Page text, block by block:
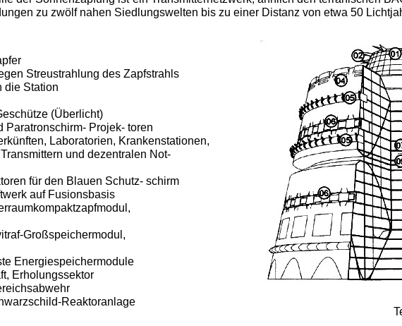
zu zwölf nahen Siedlungswelten bis zu einer Distanz von etwa 50
Streustrahlung des Zapfstrahls
die Station
(Überlicht)
Paratronschirm- Projek- toren
Laboratorien, Krankenstationen,
und dezentralen Not-
für den Blauen Schutz- schirm
auf Fusionsbasis
Großspeichermodul,
Energiespeichermodule
Erholungssektor
Reaktoranlage